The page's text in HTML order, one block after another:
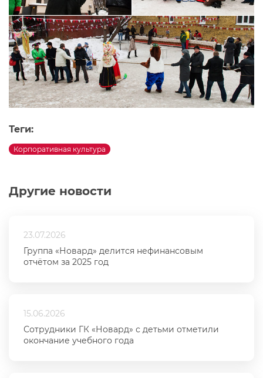
Другие новости
23.07.2026
Группа «Новард» делится нефинансовым
отчётом за 2025 год
15.06.2026
Сотрудники ГК «Новард» с детьми отметили
окончание учебного года
Теги:
Корпоративная культура